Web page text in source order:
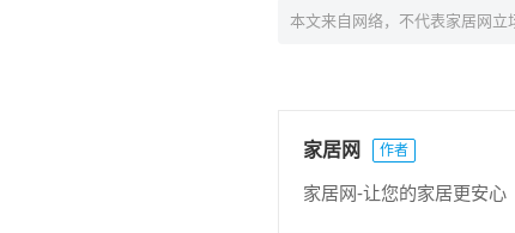
本文来自网络，不代表家居网立
家居网 作者
家居网-让您的家居更安心